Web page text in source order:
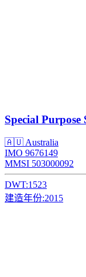
Special Purpose
🇦🇺 Australia
IMO 9676149
MMSI 503000092
DWT:1523
建造年份:2015